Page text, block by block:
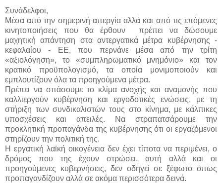
Συνάδελφοι,
Μέσα από την σημερινή απεργία αλλά και από τις επόμενες
κινητοποιήσεις που θα έρθουν πρέπει να δώσουμε
μαχητική απάντηση στα αντεργατικά μέτρα κυβέρνησης -
κεφαλαίου - ΕΕ, που περνάνε μέσα από την τρίτη
«αξιολόγηση», το «συμπληρωματικό μνημόνιο» και τον
κρατικό προϋπολογισμό, τα οποία μονιμοποιούν και
εμπλουτίζουν όλα τα προηγούμενα μέτρα.
Πρέπει να σπάσουμε το κλίμα ανοχής και αναμονής που
καλλιεργούν κυβέρνηση και εργοδοτικές ενώσεις, με τη
στήριξη των συνδικαλιστών τους στο κίνημα, με κάλπικες
υποσχέσεις και απειλές. Να στραπατσάρουμε την
προκλητική προπαγάνδα της κυβέρνησης ότι οι εργαζόμενοι
στηρίζουν την πολιτική της.
Η εργατική λαϊκή οικογένεια δεν έχει τίποτα να περιμένει, ο
δρόμος που της έχουν στρώσει, αυτή αλλά και οι
προηγούμενες κυβερνήσεις, δεν οδηγεί σε ξέφωτο όπως
προπαγανδίζουν αλλά σε ακόμα περισσότερα δεινά.